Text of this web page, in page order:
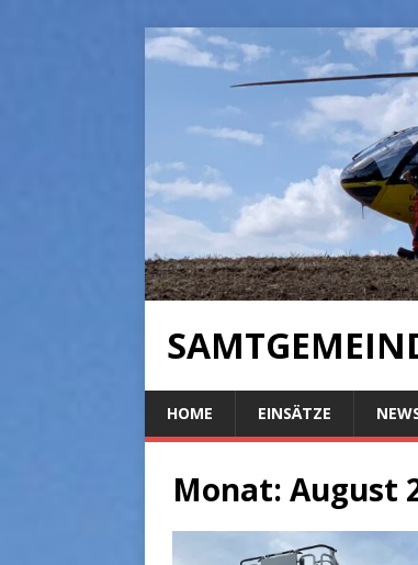
HOME EINSÄTZE
Monat: August